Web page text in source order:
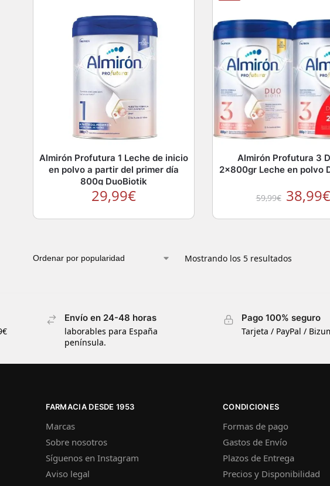
Almirón Profutura 1 Leche de inicio
en polvo a partir del primer día
800g DuoBiotik
29,99€
Almirón Profutura 3
2x800gr Leche en polvo
59,99€ 38,99€
Mostrando los 5 resultados
Envío en 24-48 horas
laborables para España
península.
Pago 100% seguro
Tarjeta / PayPal /
FARMACIA DESDE 1953
Marcas
Sobre nosotros
Síguenos en Instagram
Aviso legal
CONDICIONES
Formas de pago
Gastos de Envío
Plazos de Entrega
Precios y Disponibilidad